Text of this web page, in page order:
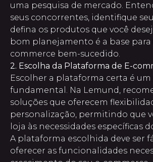
uma pesquisa de mercado.
seus concorrentes, identifique
defina os produtos que você
bom planejamento é a base para
commerce bem-sucedido.
2. Escolha da Plataforma de E-
Escolher a plataforma certa é um
fundamental. Na Lemund,
soluções que oferecem
personalização, permitindo que
loja às necessidades específicas
A plataforma escolhida deve ser
oferecer as funcionalidades